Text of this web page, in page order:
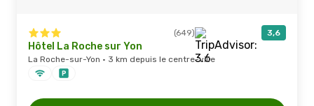
(649) 3,6
Hôtel La Roche sur Yon
La Roche-sur-Yon · 3 km depuis le centre-ville